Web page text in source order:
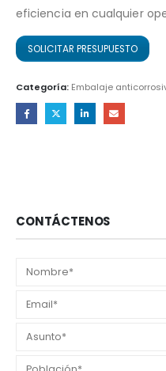
eficiencia en cualquier
SOLICITAR PRESUPUESTO
Categoría: Embalaje
CONTÁCTENOS